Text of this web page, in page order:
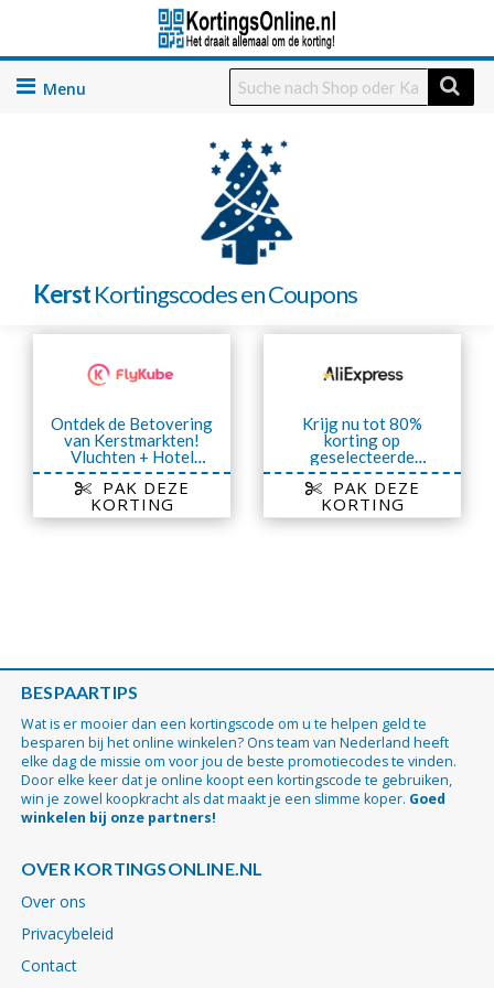
Skip
KerstKortingscodes en Coupons
Ontdek de Betovering
van Kerstmarkten!
Vluchten + Hotel
vanaf 349€
PAK DEZE
KORTING
Krijg nu tot 80%
korting op
geselecteerde
artikelen van
AliExpress
PAK DEZE
KORTING
BESPAARTIPS
Wat is er mooier dan een kortingscode om u te helpen geld te
besparen bij het online winkelen? Ons team van Nederland heeft
elke dag de missie om voor jou de beste promotiecodes te vinden.
Door elke keer dat je online koopt een kortingscode te gebruiken,
win je zowel koopkracht als dat maakt je een slimme koper. Goed
winkelen bij onze partners!
OVER KORTINGSONLINE.NL
Over ons
Privacybeleid
Contact